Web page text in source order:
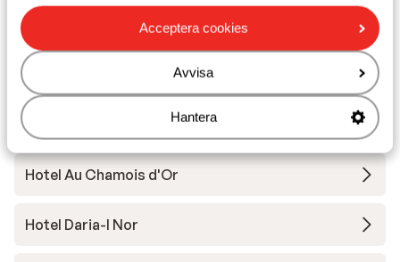
Acceptera cookies
Avvisa
Hantera
Andra boenden i Alpe d'Huez
Résidence Daria-I Nor
Hotel Au Chamois d'Or
Hotel Daria-I Nor